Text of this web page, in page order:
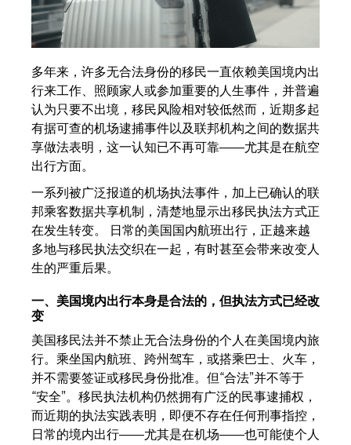
多年来，许多无合法身份的移民一直依赖美国境内出
行来工作、照顾家人或参加重要的人生事件，并普遍
认为只要不出境，移民风险相对较低然而，近期多起
有据可查的机场逮捕事件以及联邦机构之间的数据共
享做法表明，这一认知已不再可靠——尤其是在航空
出行方面。
一系列被广泛报道的机场执法事件，加上已确认的联
邦乘客数据共享机制，清楚地显示出移民执法方式正
在发生转变。 日常的美国国内航班出行，正越来越
多地与移民执法交织在一起，有时甚至会带来改变人
生的严重后果。
一、美国境内出行本身是合法的，但执法方式已经改
变
美国移民法并不禁止无合法身份的个人在美国境内旅
行。乘坐国内航班、跨州驾车，或搭乘巴士、火车，
并不需要签证或移民身份批准。但“合法”并不等于
“安全”。移民执法机构仍然拥有广泛的民事逮捕权，
而近期的执法实践表明，即便不存在任何刑事指控，
日常的境内出行——尤其是在机场——也可能使个人